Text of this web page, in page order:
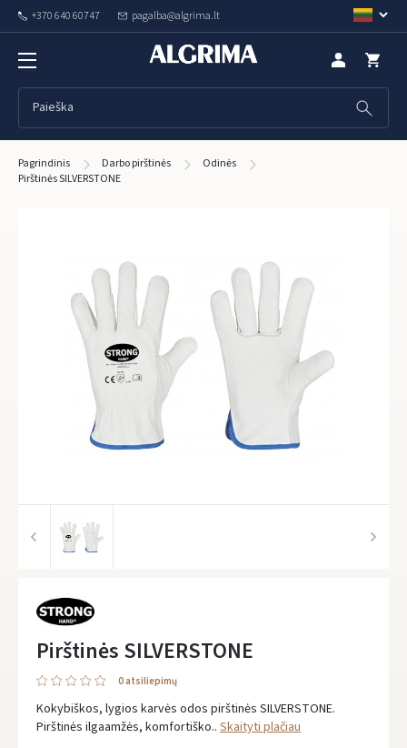
+370 640 60747 pagalba@algrima.lt
Pagrindinis Darbo pirštinės
Odinės
Pirštinės SILVERSTONE
Pirštinės SILVERSTONE
0 atsiliepimų
Kokybiškos, lygios karvės odos pirštinės SILVERSTONE.
Pirštinės ilgaamžės, komfortiško.. Skaityti plačiau